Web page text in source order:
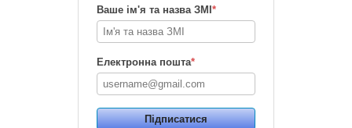
Ваше ім'я та назва ЗМІ *
Електронна пошта*
Підписатися